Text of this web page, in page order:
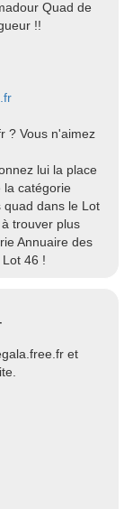
Quad de
!!
? Vous n'aimez
lui la place
la catégorie
quad dans le Lot
trouver plus
Annuaire des
46 !
et